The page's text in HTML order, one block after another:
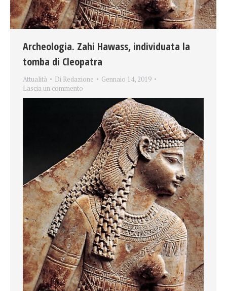
Archeologia. Zahi Hawass, individuata la
tomba di Cleopatra
Attualità Di Redazione
Gennaio 14, 2019
Lascia un commento